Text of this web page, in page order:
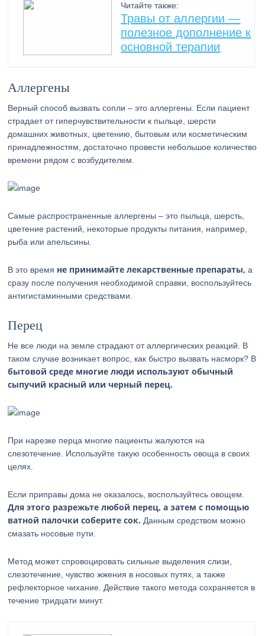
Читайте также:
Травы от аллергии —
полезное дополнение к
основной терапии
Аллергены
Верный способ вызвать сопли – это аллергены. Если пациент
страдает от гиперчувствительности к пыльце, шерсти
домашних животных, цветению, бытовым или косметическим
принадлежностям, достаточно провести небольшое количество
времени рядом с возбудителем.
Самые распространенные аллергены – это пыльца, шерсть,
цветение растений, некоторые продукты питания, например,
рыба или апельсины.
В это время не принимайте лекарственные препараты, а
сразу после получения необходимой справки, воспользуйтесь
антигистаминными средствами.
Перец
Не все люди на земле страдают от аллергических реакций. В
таком случае возникает вопрос, как быстро вызвать насморк? В
бытовой среде многие люди используют обычный
сыпучий красный или черный перец.
При нарезке перца многие пациенты жалуются на
слезотечение. Используйте такую особенность овоща в своих
целях.
Если приправы дома не оказалось, воспользуйтесь овощем.
Для этого разрежьте любой перец, а затем с помощью
ватной палочки соберите сок.Данным средством можно
смазать носовые пути.
Метод может спровоцировать сильные выделения слизи,
слезотечение, чувство жжения в носовых путях, а также
рефлекторное чихание. Действие такого метода сохраняется в
течение тридцати минут.